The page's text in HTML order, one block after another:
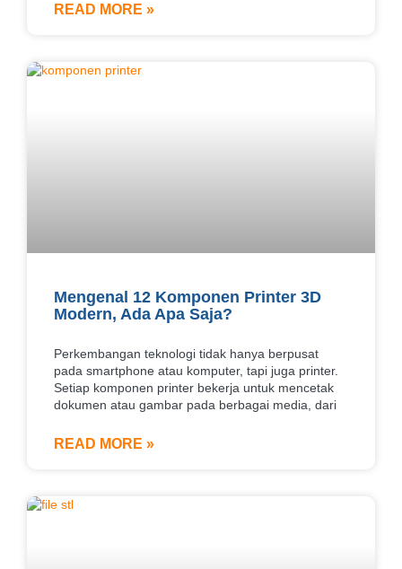
READ MORE »
Mengenal 12 Komponen Printer 3D
Modern, Ada Apa Saja?
Perkembangan teknologi tidak hanya berpusat
pada smartphone atau komputer, tapi juga printer.
Setiap komponen printer bekerja untuk mencetak
dokumen atau gambar pada berbagai media, dari
READ MORE »